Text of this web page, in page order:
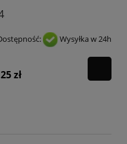
Wysyłka w 24h
zł